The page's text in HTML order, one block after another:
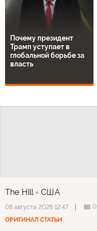
Почему президент
Трамп уступает в
глобальной борьбе за
власть
The Hill США
08 августа 2026 12:47 0
ОРИГИНАЛ СТАТЬИ